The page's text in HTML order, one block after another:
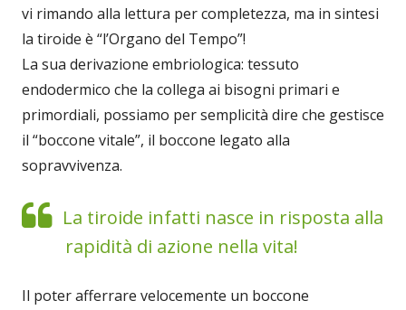
vi rimando alla lettura per completezza, ma in sintesi
la tiroide è “l’Organo del Tempo”!
La sua derivazione embriologica: tessuto
endodermico che la collega ai bisogni primari e
primordiali, possiamo per semplicità dire che gestisce
il “boccone vitale”, il boccone legato alla
sopravvivenza.
La tiroide infatti nasce in risposta alla
rapidità di azione nella vita!
Il poter afferrare velocemente un boccone